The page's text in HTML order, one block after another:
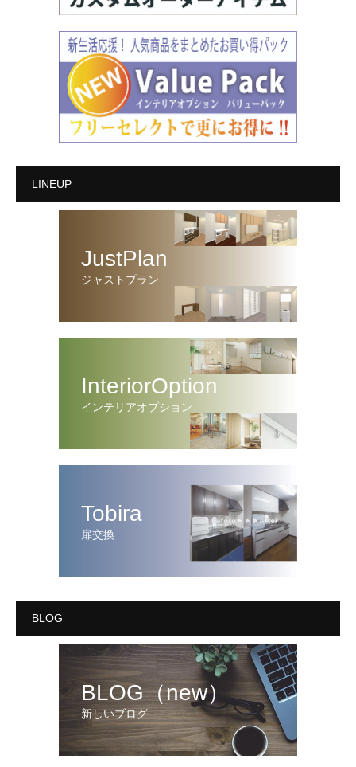
LINEUP
JustPlan
ジャストプラン
InteriorOption
インテリアオプション
Tobira
扉交換
BLOG
BLOG（new）
新しいブログ